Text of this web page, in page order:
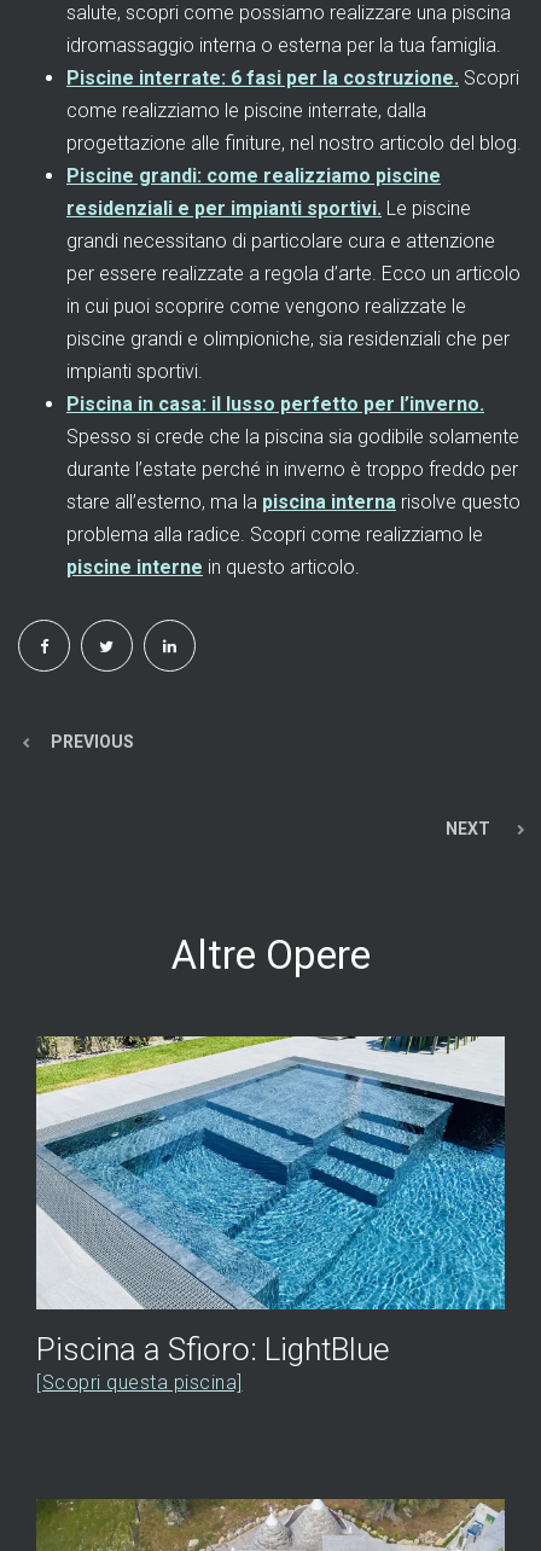
salute, scopri come possiamo realizzare una piscina
idromassaggio interna o esterna per la tua famiglia.
Piscine interrate: 6 fasi per la costruzione. Scopri
come realizziamo le piscine interrate, dalla
progettazione alle finiture, nel nostro articolo del blog.
Piscine grandi: come realizziamo piscine
residenziali e per impianti sportivi. Le piscine
grandi necessitano di particolare cura e attenzione
per essere realizzate a regola d’arte. Ecco un articolo
in cui puoi scoprire come vengono realizzate le
piscine grandi e olimpioniche, sia residenziali che per
impianti sportivi.
Piscina in casa: il lusso perfetto per l’inverno.
Spesso si crede che la piscina sia godibile solamente
durante l’estate perché in inverno è troppo freddo per
stare all’esterno, ma la piscina interna risolve questo
problema alla radice. Scopri come realizziamo le
piscine interne in questo articolo.
PREVIOUS
NEXT
Altre Opere
Piscina a Sfioro: LightBlue
[Scopri questa piscina]